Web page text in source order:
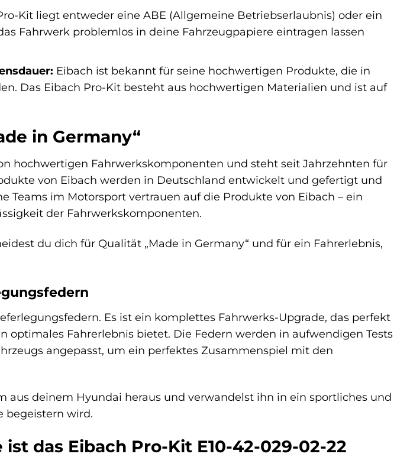
Kit liegt entweder eine ABE (Allgemeine Betriebserlaubnis) oder ein
Fahrwerk problemlos in deine Fahrzeugpapiere eintragen lassen
Eibach ist bekannt für seine hochwertigen Produkte, die in
Das Eibach Pro-Kit besteht aus hochwertigen Materialien und ist auf
in Germany“
hochwertigen Fahrwerkskomponenten und steht seit Jahrzehnten für
von Eibach werden in Deutschland entwickelt und gefertigt und
Teams im Motorsport vertrauen auf die Produkte von Eibach – ein
der Fahrwerkskomponenten.
du dich für Qualität „Made in Germany“ und für ein Fahrerlebnis,
Es ist ein komplettes Fahrwerks-Upgrade, das perfekt
Fahrerlebnis bietet. Die Federn werden in aufwendigen Tests
angepasst, um ein perfektes Zusammenspiel mit den
aus deinem Hyundai heraus und verwandelst ihn in ein sportliches und
begeistern wird.
das Eibach Pro-Kit E10-42-029-02-22